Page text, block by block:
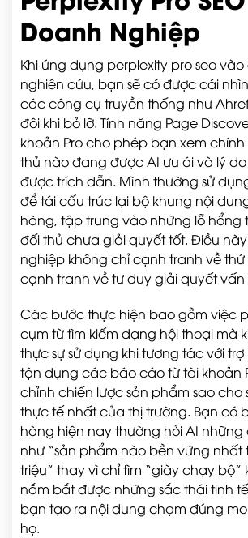
Doanh Nghiệp
Khi ứng dụng perplexity pro seo vào
nghiên cứu, bạn sẽ có được cái
các công cụ truyền thống như
đôi khi bỏ lỡ. Tính năng Page
khoản Pro cho phép bạn xem
thủ nào đang được AI ưu ái và lý do
được trích dẫn. Mình thường sử
để tái cấu trúc lại bộ khung nội
hàng, tập trung vào những lỗ hổng
đối thủ chưa giải quyết tốt. Điều
nghiệp không chỉ cạnh tranh về
cạnh tranh về tư duy giải quyết vấn
Các bước thực hiện bao gồm việc
cụm từ tìm kiếm dạng hội thoại mà
thực sự sử dụng khi tương tác với
tận dụng các báo cáo từ tài khoản
chỉnh chiến lược sản phẩm sao cho
thực tế nhất của thị trường. Bạn có
hàng hiện nay thường hỏi AI những
như “sản phẩm nào bền vững nhất
triệu” thay vì chỉ tìm “giày chạy bộ”
nắm bắt được những sắc thái tinh
bạn tạo ra nội dung chạm đúng
họ.